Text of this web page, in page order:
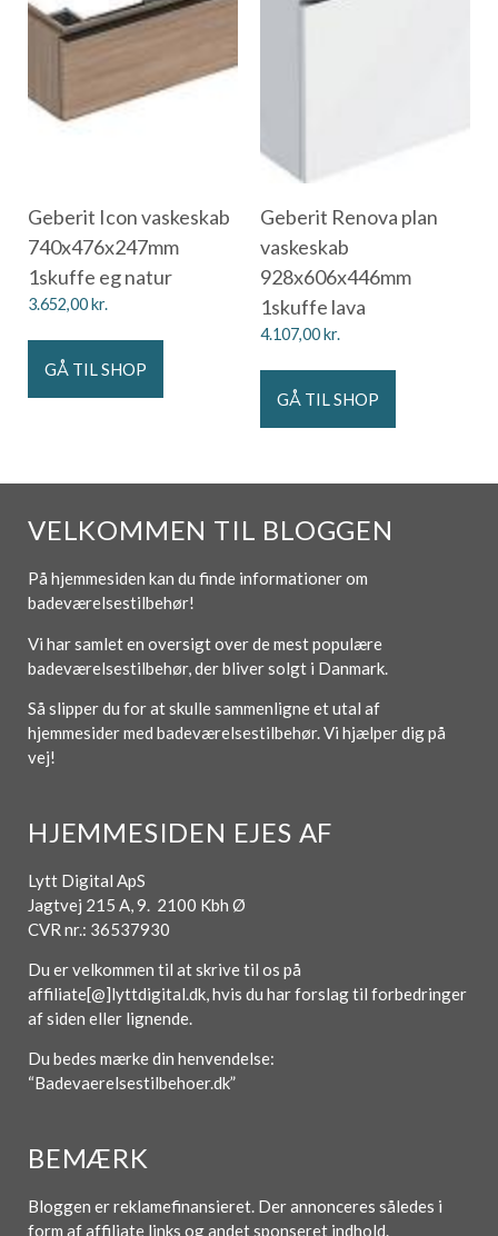
Geberit Icon vaskeskab
740x476x247mm
1skuffe eg natur
3.652,00kr.
GÅ TIL SHOP
Geberit Renova plan
vaskeskab
928x606x446mm
1skuffe lava
4.107,00kr.
GÅ TIL SHOP
VELKOMMEN TIL BLOGGEN
På hjemmesiden kan du finde informationer om
badeværelsestilbehør!
Vi har samlet en oversigt over de mest populære
badeværelsestilbehør, der bliver solgt i Danmark.
Så slipper du for at skulle sammenligne et utal af
hjemmesider med badeværelsestilbehør. Vi hjælper dig på
vej!
HJEMMESIDEN EJES AF
Lytt Digital ApS
Jagtvej 215 A, 9. 2100 Kbh Ø
CVR nr.: 36537930
Du er velkommen til at skrive til os på
affiliate[@]lyttdigital.dk, hvis du har forslag til forbedringer
af siden eller lignende.
Du bedes mærke din henvendelse:
“Badevaerelsestilbehoer.dk”
BEMÆRK
Bloggen er reklamefinansieret. Der annonceres således i
form af affiliate links og andet sponseret indhold.